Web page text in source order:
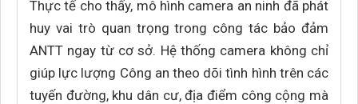
Thực tế cho thấy, mô hình camera an ninh đã phát
huy vai trò quan trọng trong công tác bảo đảm
ANTT ngay từ cơ sở. Hệ thống camera không chỉ
giúp lực lượng Công an theo dõi tình hình trên các
tuyến đường, khu dân cư, địa điểm công cộng mà